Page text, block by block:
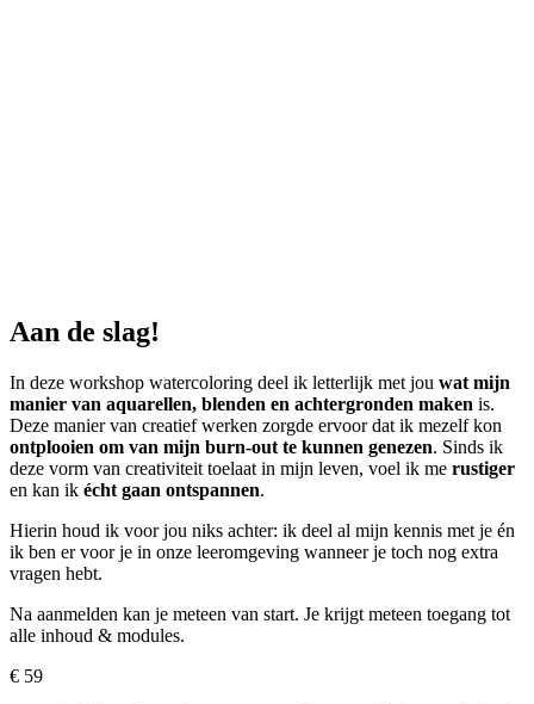
Aan de slag!
In deze workshop watercoloring deel ik letterlijk met jou wat mijn
manier van aquarellen, blenden en achtergronden maken is.
Deze manier van creatief werken zorgde ervoor dat ik mezelf kon
ontplooien om van mijn burn-out te kunnen genezen. Sinds ik
deze vorm van creativiteit toelaat in mijn leven, voel ik me rustiger
en kan ik écht gaan ontspannen.
Hierin houd ik voor jou niks achter: ik deel al mijn kennis met je én
ik ben er voor je in onze leeromgeving wanneer je toch nog extra
vragen hebt.
Na aanmelden kan je meteen van start. Je krijgt meteen toegang tot
alle inhoud & modules.
€ 59